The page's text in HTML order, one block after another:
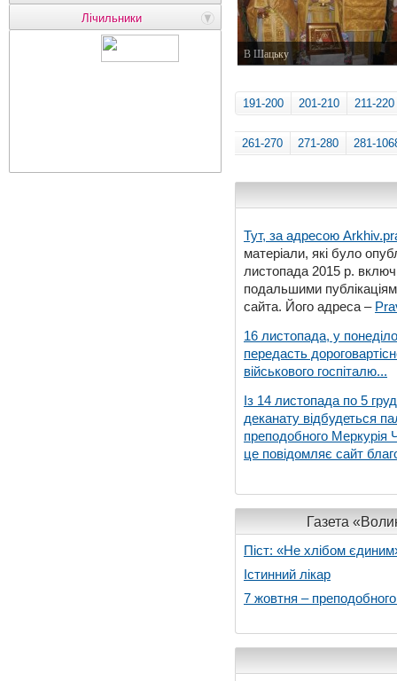
Лічильники
В Шацьку
191-200 201-210 211-220
261-270 271-280 281-
Тут, за адресою
матеріали, які було
листопада 2015 р.
подальшими
сайта. Його адреса –
16 листопада, у
передасть
військового госпіталю...
Із 14 листопада по 5
деканату відбудеться
преподобного Меркурія
це повідомляє сайт
Газета
Піст: «Не хлібом
Істинний лікар
7 жовтня –